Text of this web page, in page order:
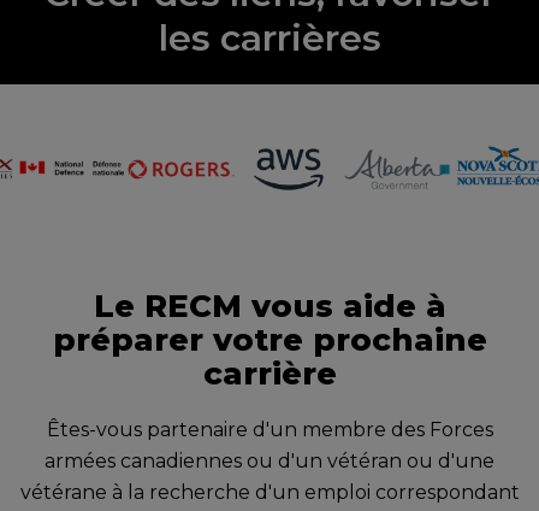
les carrières
Le RECM vous aide à
préparer votre prochaine
carrière
Êtes-vous partenaire d'un membre des Forces
armées canadiennes ou d'un vétéran ou d'une
vétérane à la recherche d'un emploi correspondant